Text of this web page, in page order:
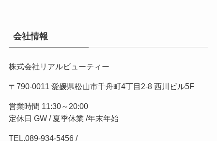
会社情報
株式会社リアルビューティー
〒790-0011 愛媛県松山市千舟町4丁目2-8 西川ビル5F
営業時間 11:30～20:00
定休日 GW / 夏季休業 /年末年始
TEL.089-934-5456/